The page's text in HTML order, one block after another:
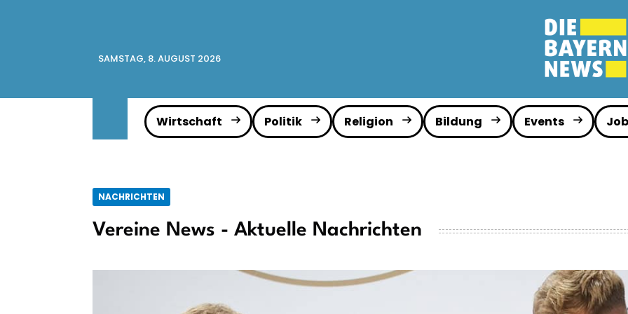
SAMSTAG, 8. AUGUST 2026
Wirtschaft Politik Religion Bildung Events
NACHRICHTEN
Vereine News - Aktuelle Nachrichten